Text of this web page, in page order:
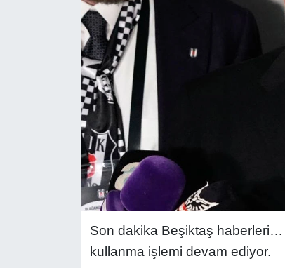
Son dakika Beşiktaş haberleri…
kullanma işlemi devam ediyor.